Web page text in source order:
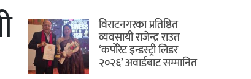
विराटनगरका प्रतिष्ठित
व्यवसायी राजेन्द्र राउत
‘कर्पोरेट इन्डस्ट्री लिडर
२०२६’ अवार्डबाट सम्मानित